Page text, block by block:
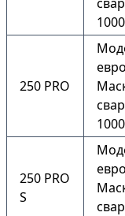
250 PRO
250 PRO
S